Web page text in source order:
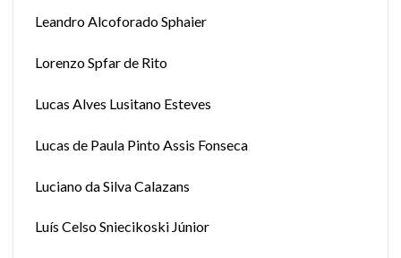
Leandro Alcoforado Sphaier
Lorenzo Spfar de Rito
Lucas Alves Lusitano Esteves
Lucas de Paula Pinto Assis Fonseca
Luciano da Silva Calazans
Luís Celso Sniecikoski Júnior